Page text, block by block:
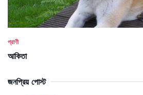
প্রাণী
আকিতা
জনপ্রিয় পোস্ট